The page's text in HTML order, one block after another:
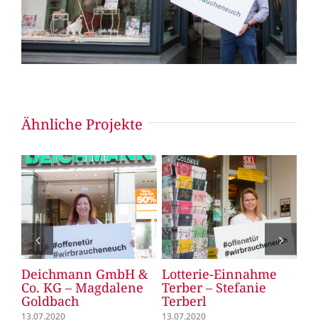
Ähnliche Projekte
Deichmann GmbH &
Co. KG – Magdalene
Goldbach
13.07.2020
Lotterie-Einnahme
Terber – Stefanie
Terberl
13.07.2020